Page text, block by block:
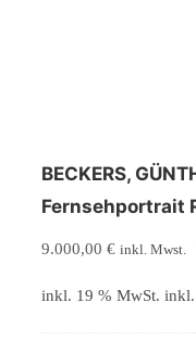
BECKERS,
Fernsehportrait
9.000,00 € inkl. Mwst.
inkl. 19 % MwSt. inkl.